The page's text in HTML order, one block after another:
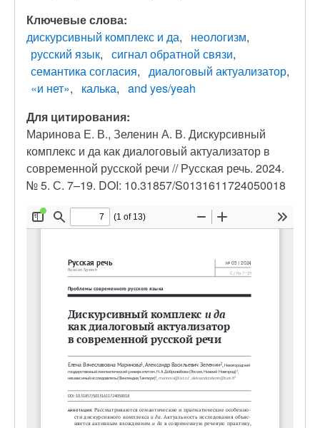
Ключевые слова:
дискурсивный комплекс и да
неологизм
русский язык
сигнал обратной связи
семантика согласия
диалоговый актуализатор
«и нет»
калька
and yes/yeah
Для цитирования:
Маринова Е. В., Зеленин А. В. Дискурсивный
комплекс и да как диалоговый актуализатор в
современной русской речи // Русская речь. 2024.
№ 5. С. 7–19. DOI: 10.31857/S0131611724050018